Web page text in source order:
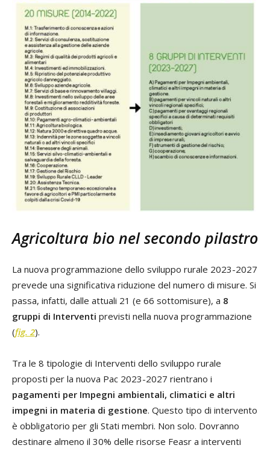
Agricoltura bio nel secondo pilastro
La nuova programmazione dello sviluppo rurale 2023-2027
prevede una significativa riduzione del numero di misure. Si
passa, infatti, dalle attuali 21 (e 66 sottomisure), a 8
gruppi di Interventi previsti nella nuova programmazione
(fig. 2).
Tra le 8 tipologie di Interventi dello sviluppo rurale
proposti per la nuova Pac 2023-2027 rientrano i
pagamenti per Impegni ambientali, climatici e altri
impegni in materia di gestione. Questo tipo di intervento
è obbligatorio per gli Stati membri. Non solo. Dovranno
destinare almeno il 30% delle risorse Feasr a interventi